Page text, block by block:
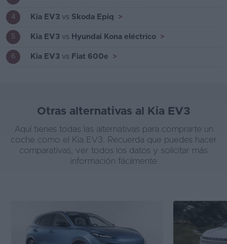
4 Kia EV3 vs Skoda Epiq >
5 Kia EV3 vs Hyundai Kona eléctrico >
6 Kia EV3 vs Fiat 600e >
Otras alternativas al Kia EV3
Aquí tienes todas las alternativas para comprarte un
coche como el Kia EV3. Recuerda que puedes hacer
comparativas, ver todos los datos y solicitar más
información fácilmente